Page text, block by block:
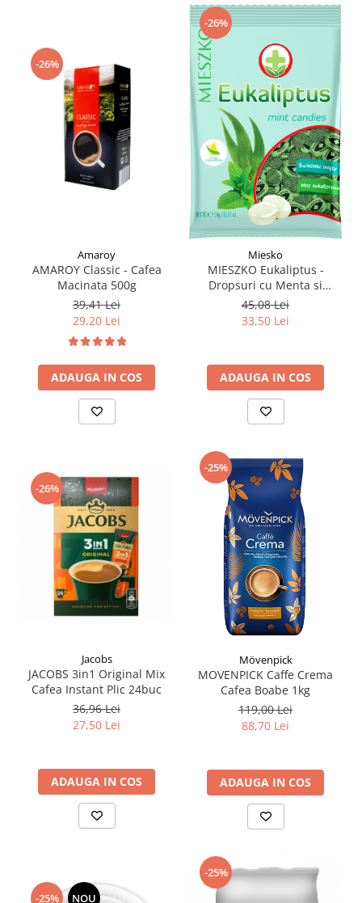
-26%
Amaroy
AMAROY Classic - Cafea
Macinata 500g
39,41 Lei
29,20 Lei
ADAUGA IN COS
-26%
Miesko
MIESZKO Eukaliptus -
Dropsuri cu Menta si
Eucalipt 1kg
45,08 Lei
33,50 Lei
ADAUGA IN COS
-26%
Jacobs
JACOBS 3in1 Original Mix
Cafea Instant Plic 24buc
36,96 Lei
27,50 Lei
ADAUGA IN COS
-25%
Mövenpick
MOVENPICK Caffe Crema
Cafea Boabe 1kg
119,00 Lei
88,70 Lei
ADAUGA IN COS
-25% NOU
-25%